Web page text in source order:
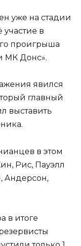
уже на стадии
участие в
проигрыша
МК Донс».
явился
главный
выставить
в этом
Рис, Пауэлл
Андерсон,
в итоге